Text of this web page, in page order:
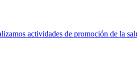
actividades de promoción de la